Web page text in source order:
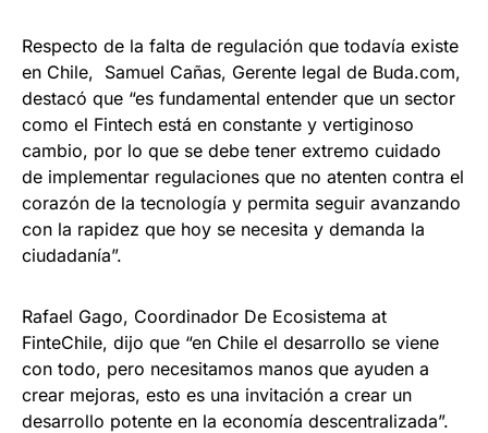
Respecto de la falta de regulación que todavía existe
en Chile, Samuel Cañas, Gerente legal de Buda.com,
destacó que “es fundamental entender que un sector
como el Fintech está en constante y vertiginoso
cambio, por lo que se debe tener extremo cuidado
de implementar regulaciones que no atenten contra el
corazón de la tecnología y permita seguir avanzando
con la rapidez que hoy se necesita y demanda la
ciudadanía”.
Rafael Gago, Coordinador De Ecosistema at
FinteChile, dijo que “en Chile el desarrollo se viene
con todo, pero necesitamos manos que ayuden a
crear mejoras, esto es una invitación a crear un
desarrollo potente en la economía descentralizada”.